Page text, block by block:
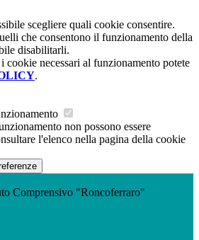
scegliere quali cookie consentire.
che consentono il funzionamento della
disabilitarli.
cookie necessari al funzionamento potete
.
non possono essere
l'elenco nella pagina della cookie
Comprensivo "Roncoferraro"